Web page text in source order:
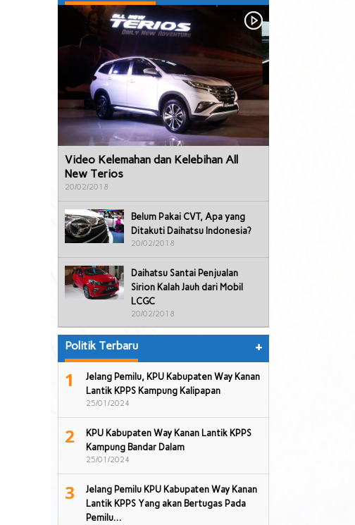
Video Kelemahan dan Kelebihan All
New Terios
20/02/2018
Belum Pakai CVT, Apa yang
Ditakuti Daihatsu Indonesia?
20/02/2018
Daihatsu Santai Penjualan
Sirion Kalah Jauh dari Mobil
LCGC
20/02/2018
Politik Terbaru +
1
Jelang Pemilu, KPU Kabupaten Way Kanan
Lantik KPPS Kampung Kalipapan
25/01/2024
2
KPU Kabupaten Way Kanan Lantik KPPS
Kampung Bandar Dalam
25/01/2024
3
Jelang Pemilu KPU Kabupaten Way Kanan
Lantik KPPS Yang akan Bertugas Pada
Pemilu…